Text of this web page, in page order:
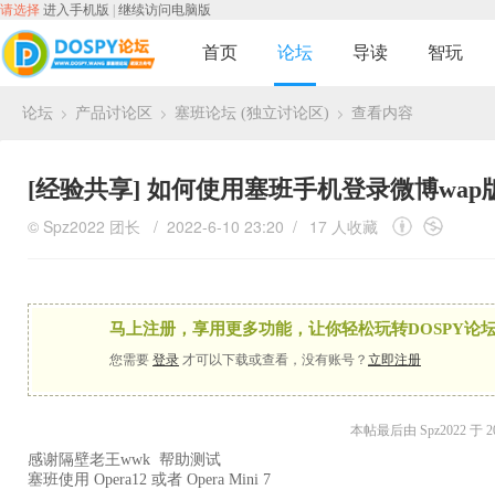
请选择 进入手机版 继续访问电脑版
首页 论坛 导读 智玩
论坛 产品讨论区 塞班论坛 (独立讨论区) 查看内容
[经验共享] 如何使用塞班手机登录微博wap
© Spz2022 团长 / 2022-6-10 23:20 / 17 人收藏
马上注册，享用更多功能，让你轻松玩转DOSPY论
您需要 登录 才可以下载或查看，没有账号？ 立即注册
本帖最后由 Spz2022 于
感谢隔壁老王wwk 帮助测试
塞班使用 Opera12 或者 Opera Mini 7